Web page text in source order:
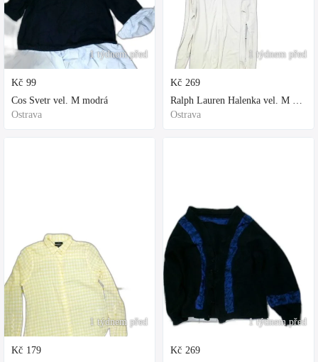
1 týdnem před
Kč 99
Cos Svetr vel. M modrá
Ostrava
1 týdnem před
Kč 179
1 týdnem před
Kč 269
Ralph Lauren Halenka vel. M bílá
Ostrava
1 týdnem před
Kč 269